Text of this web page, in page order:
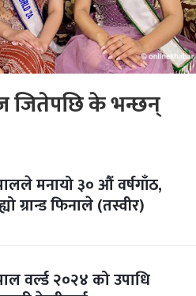
जितेपछि के भन्छन्
मनायो ३० औं वर्षगाँठ,
ग्रान्ड फिनाले (तस्वीर)
वर्ल्ड २०२४ को उपाधि